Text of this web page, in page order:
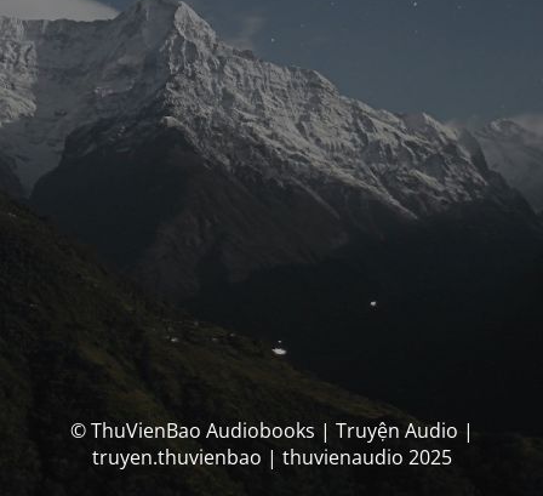
© ThuVienBao Audiobooks | Truyện Audio |
truyen.thuvienbao | thuvienaudio 2025